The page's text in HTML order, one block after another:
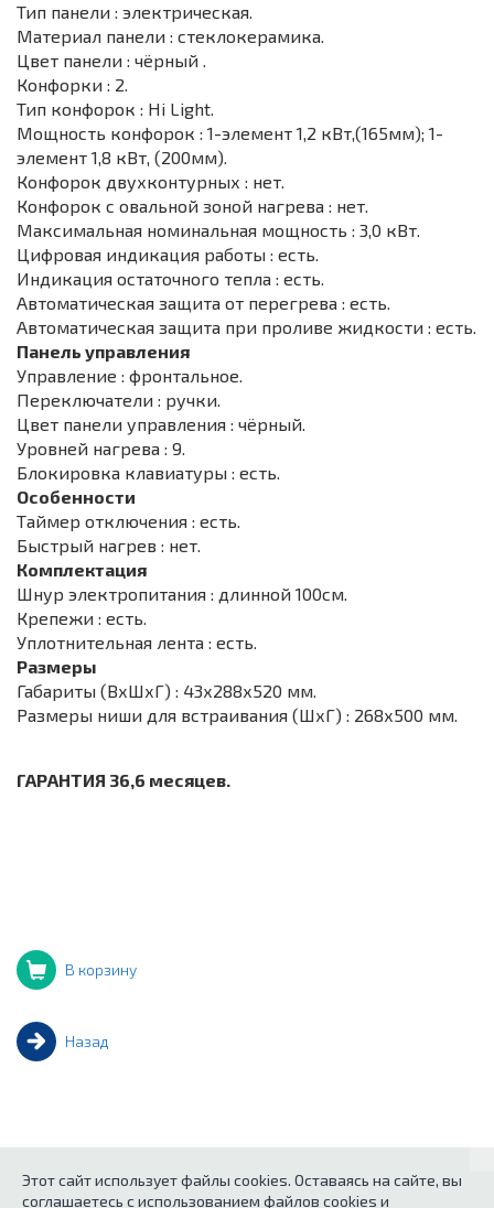
Тип панели : электрическая.
Материал панели : стеклокерамика.
Цвет панели : чёрный .
Конфорки : 2.
Тип конфорок : Hi Light.
Мощность конфорок : 1-элемент 1,2 кВт,(165мм); 1-
элемент 1,8 кВт, (200мм).
Конфорок двухконтурных : нет.
Конфорок с овальной зоной нагрева : нет.
Максимальная номинальная мощность : 3,0 кВт.
Цифровая индикация работы : есть.
Индикация остаточного тепла : есть.
Автоматическая защита от перегрева : есть.
Автоматическая защита при проливе жидкости : есть.
Панель управления
Управление : фронтальное.
Переключатели : ручки.
Цвет панели управления : чёрный.
Уровней нагрева : 9.
Блокировка клавиатуры : есть.
Особенности
Таймер отключения : есть.
Быстрый нагрев : нет.
Комплектация
Шнур электропитания : длинной 100см.
Крепежи : есть.
Уплотнительная лента : есть.
Размеры
Габариты (ВхШхГ) : 43х288х520 мм.
Размеры ниши для встраивания (ШхГ) : 268х500 мм.
ГАРАНТИЯ 36,6 месяцев.
В корзину
Назад
Этот сайт использует файлы cookies. Оставаясь на сайте, вы
соглашаетесь с использованием файлов cookies и